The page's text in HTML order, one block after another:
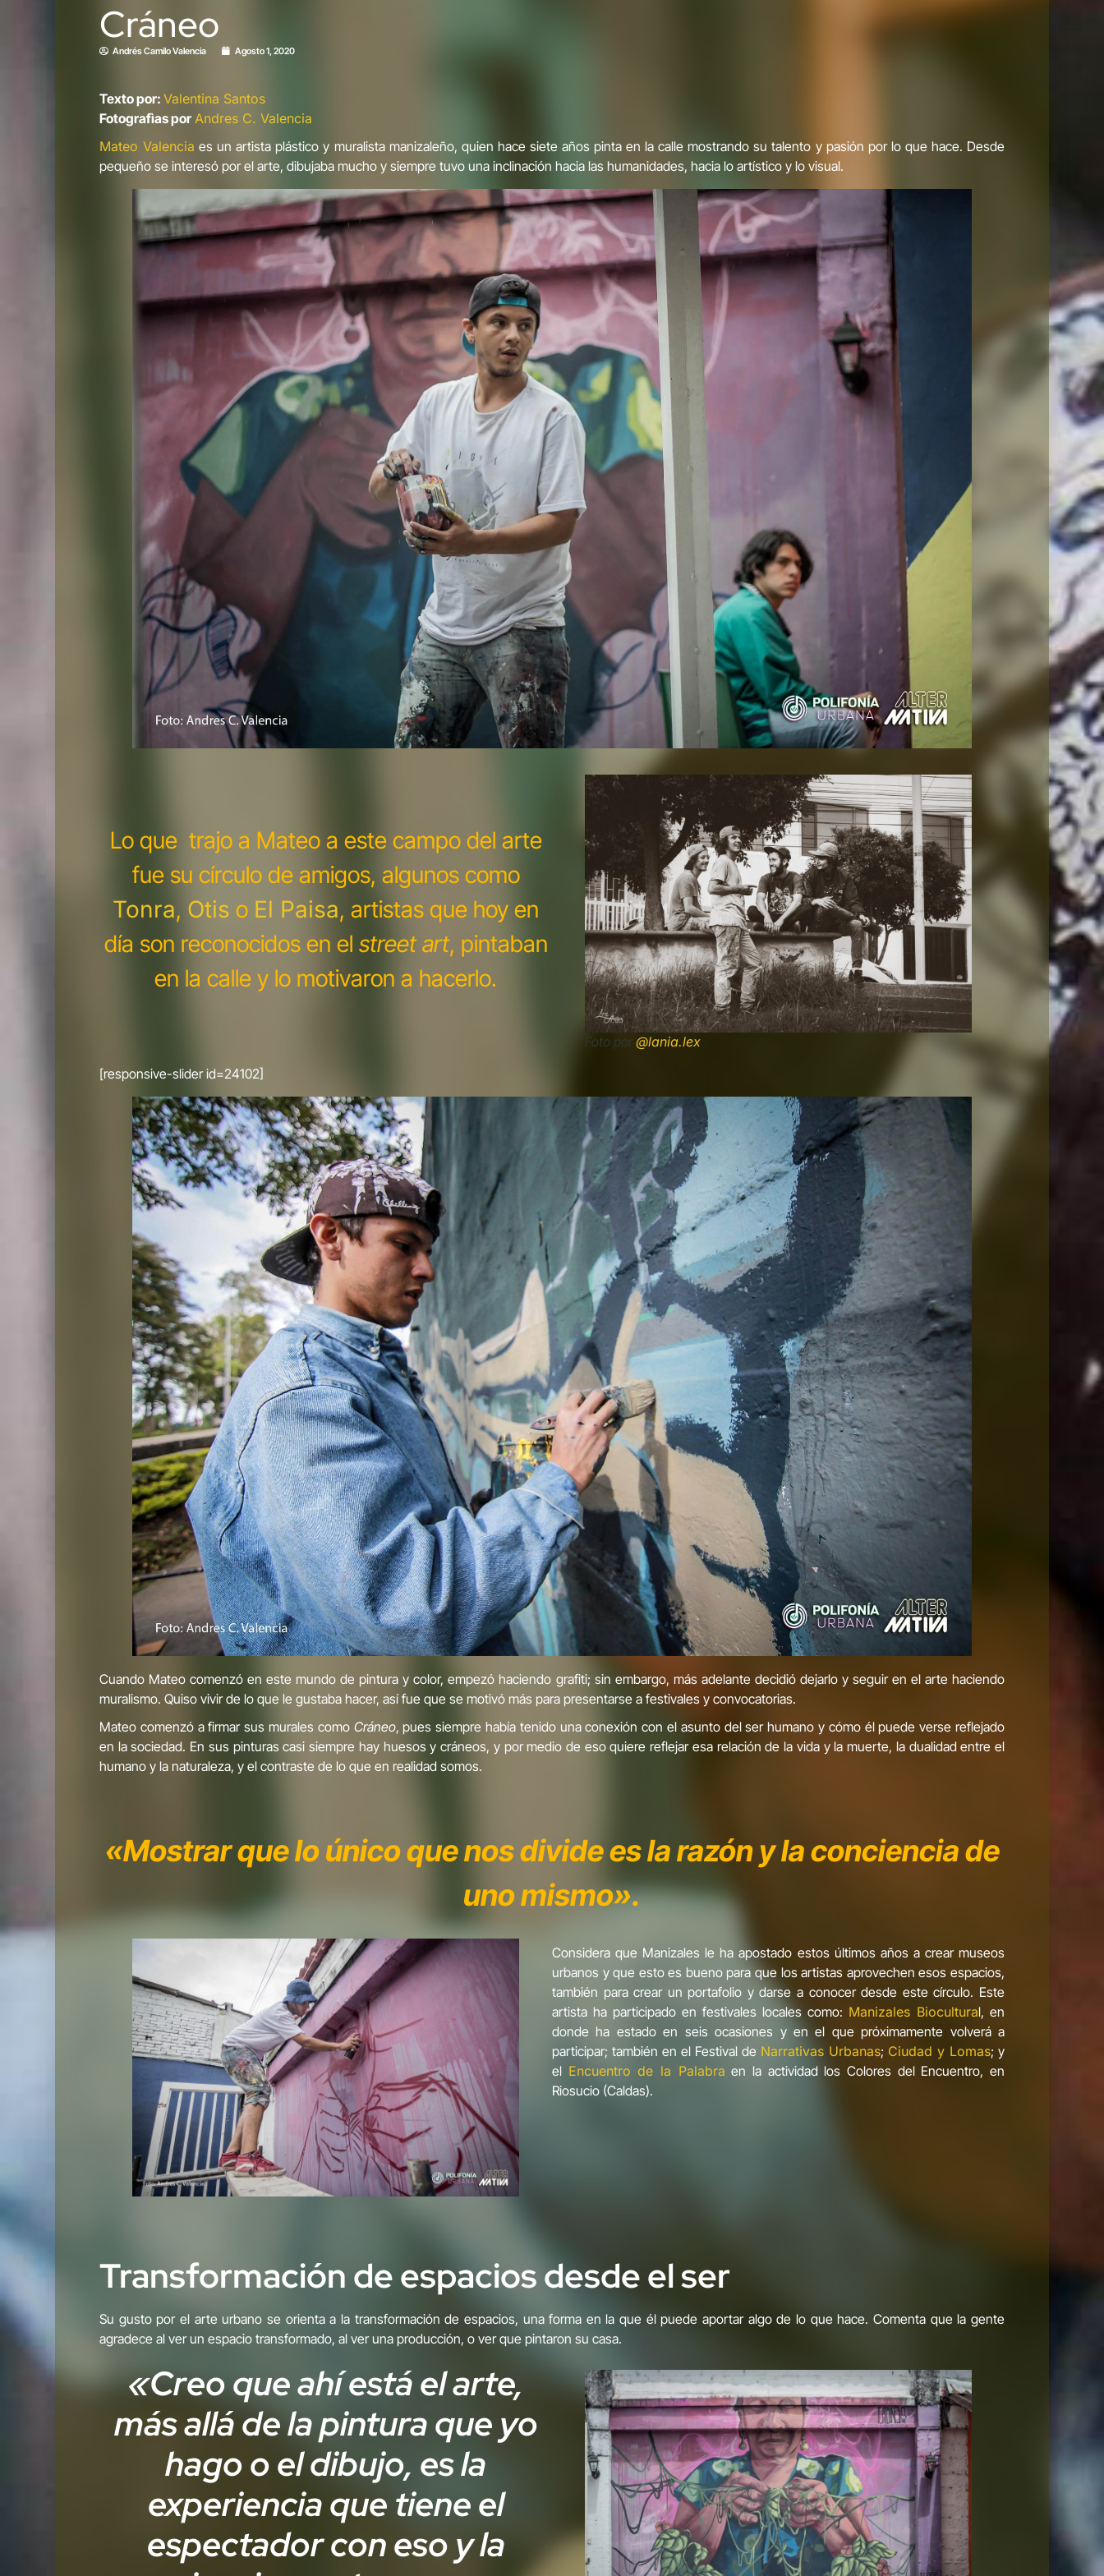
Cráneo
Andrés Camilo Valencia Agosto 1, 2020
Texto por: Valentina Santos
Fotografìas por Andres C. Valencia
Mateo Valencia es un artista plástico y muralista manizaleño, quien hace siete años pinta en la calle mostrando su talento y pasión por lo que hace. Desde
pequeño se interesó por el arte, dibujaba mucho y siempre tuvo una inclinación hacia las humanidades, hacia lo artístico y lo visual.
Lo que trajo a Mateo a este campo del arte
fue su círculo de amigos, algunos como
Tonra, Otis o El Paisa, artistas que hoy en
día son reconocidos en el street art, pintaban
en la calle y lo motivaron a hacerlo.
Foto por@lania.lex
[responsive-slider id=24102]
Cuando Mateo comenzó en este mundo de pintura y color, empezó haciendo grafiti; sin embargo, más adelante decidió dejarlo y seguir en el arte haciendo
muralismo. Quiso vivir de lo que le gustaba hacer, así fue que se motivó más para presentarse a festivales y convocatorias.
Mateo comenzó a firmar sus murales como Cráneo, pues siempre había tenido una conexión con el asunto del ser humano y cómo él puede verse reflejado
en la sociedad. En sus pinturas casi siempre hay huesos y cráneos, y por medio de eso quiere reflejar esa relación de la vida y la muerte, la dualidad entre el
humano y la naturaleza, y el contraste de lo que en realidad somos.
«Mostrar que lo único que nos divide es la razón y la conciencia de
uno mismo».
Considera que Manizales le ha apostado estos últimos años a crear museos
urbanos y que esto es bueno para que los artistas aprovechen esos espacios,
también para crear un portafolio y darse a conocer desde este círculo. Este
artista ha participado en festivales locales como: Manizales Biocultural, en
donde ha estado en seis ocasiones y en el que próximamente volverá a
participar; también en el Festival de Narrativas Urbanas; Ciudad y Lomas; y
el Encuentro de la Palabra en la actividad los Colores del Encuentro, en
Riosucio (Caldas).
Transformación de espacios desde el ser
Su gusto por el arte urbano se orienta a la transformación de espacios, una forma en la que él puede aportar algo de lo que hace. Comenta que la gente
agradece al ver un espacio transformado, al ver una producción, o ver que pintaron su casa.
«Creo que ahí está el arte,
más allá de la pintura que yo
hago o el dibujo, es la
experiencia que tiene el
espectador con eso y la